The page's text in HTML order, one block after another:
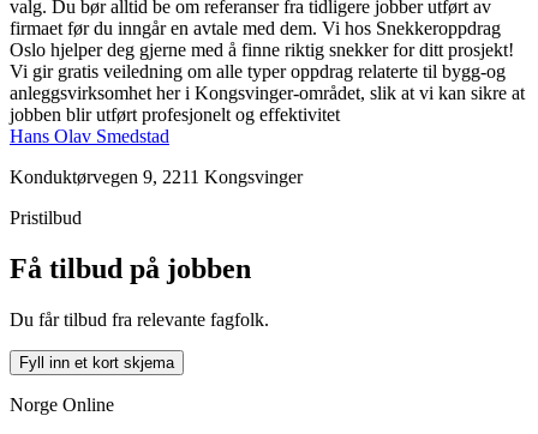
valg. Du bør alltid be om referanser fra tidligere jobber utført av
firmaet før du inngår en avtale med dem. Vi hos Snekkeroppdrag
Oslo hjelper deg gjerne med å finne riktig snekker for ditt prosjekt!
Vi gir gratis veiledning om alle typer oppdrag relaterte til bygg-og
anleggsvirksomhet her i Kongsvinger-området, slik at vi kan sikre at
jobben blir utført profesjonelt og effektivitet
Hans Olav Smedstad
Konduktørvegen 9, 2211 Kongsvinger
Pristilbud
Få tilbud på jobben
Du får tilbud fra relevante fagfolk.
Fyll inn et kort skjema
Norge Online